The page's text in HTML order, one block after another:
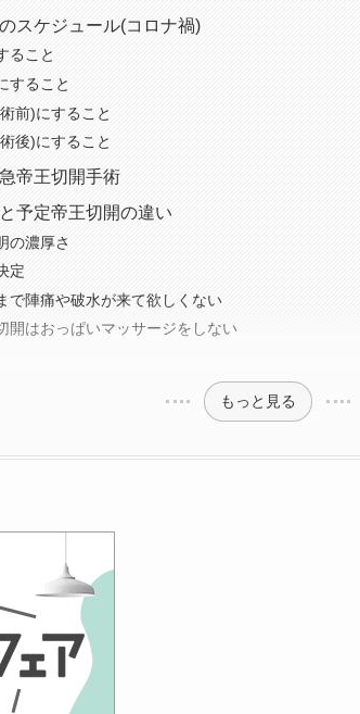
スケジュール(コロナ禍)
ること
すること
前)にすること
後)にすること
帝王切開手術
予定帝王切開の違い
の濃厚さ
定
で陣痛や破水が来て欲しくない
開はおっぱいマッサージをしない
もっと見る